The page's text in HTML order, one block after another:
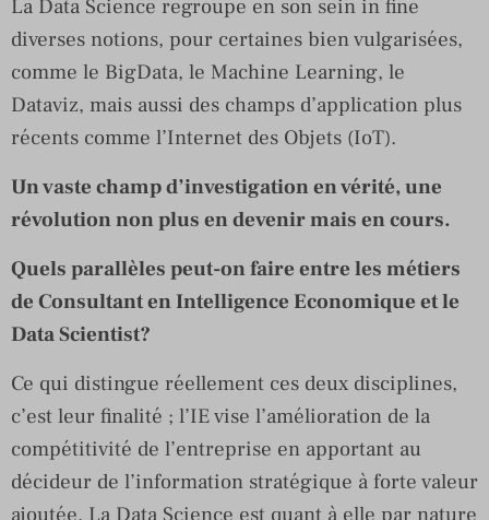
La Data Science regroupe en son sein in fine
diverses notions, pour certaines bien vulgarisées,
comme le BigData, le Machine Learning, le
Dataviz, mais aussi des champs d’application plus
récents comme l’Internet des Objets (IoT).
Un vaste champ d’investigation en vérité, une
révolution non plus en devenir mais en cours.
Quels parallèles peut-on faire entre les métiers
de Consultant en Intelligence Economique et le
Data Scientist?
Ce qui distingue réellement ces deux disciplines,
c’est leur finalité ; l’IE vise l’amélioration de la
compétitivité de l’entreprise en apportant au
décideur de l’information stratégique à forte valeur
ajoutée. La Data Science est quant à elle par nature